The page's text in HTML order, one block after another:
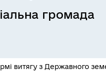
громада
витягу з Державного